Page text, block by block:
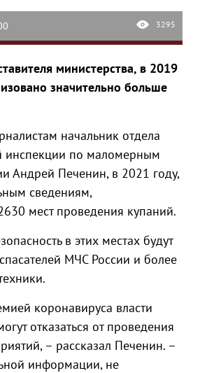
3295
министерства, в 2019
значительно больше
начальник отдела
инспекции по маломерным
Андрей Печенин, в 2021 году,
сведениям,
мест проведения купаний.
в этих местах будут
МЧС России и более
коронавируса власти
отказаться от проведения
– рассказал Печенин. –
информации, не